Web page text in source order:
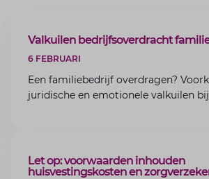
ARTIKEL
Valkuilen bedrijfsoverdracht
6 FEBRUARI
Een familiebedrijf overdragen?
juridische en emotionele valkuilen bij
ARTIKEL
Let op: voorwaarden inhouden
huisvestingskosten en